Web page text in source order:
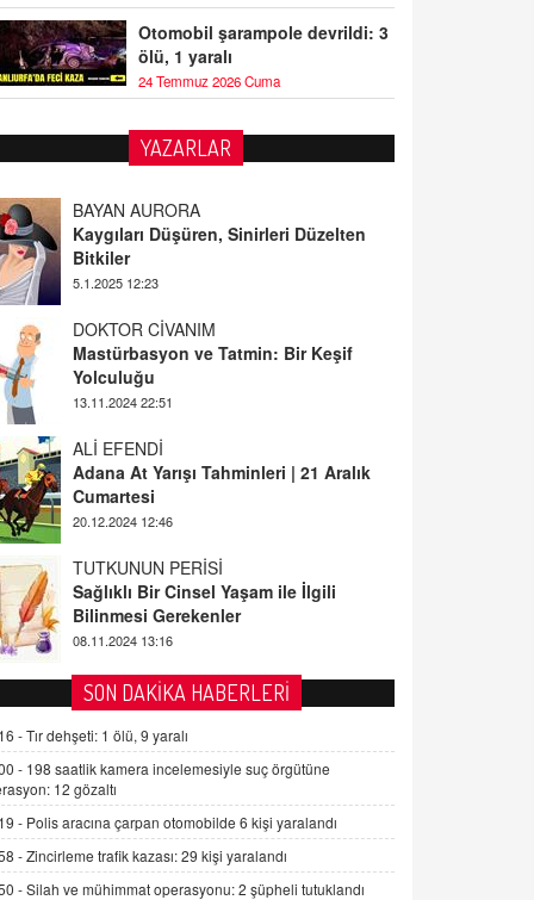
Otomobil şarampole devrildi: 3
ölü, 1 yaralı
24 Temmuz 2026 Cuma
YAZARLAR
BAYAN AURORA
Kaygıları Düşüren, Sinirleri Düzelten
Bitkiler
5.1.2025 12:23
DOKTOR CİVANIM
Mastürbasyon ve Tatmin: Bir Keşif
Yolculuğu
13.11.2024 22:51
ALİ EFENDİ
Adana At Yarışı Tahminleri | 21 Aralık
Cumartesi
20.12.2024 12:46
TUTKUNUN PERİSİ
Sağlıklı Bir Cinsel Yaşam ile İlgili
Bilinmesi Gerekenler
08.11.2024 13:16
FARUK ÖNALAN
Tezkere Onaylanmasaydı…
2 Kasım 2021 Salı 00:11
AV. DOĞAN CAN DOĞAN
Kişisel verilerin korunması ve dijital
hukukun gelişimi
15.09.2025 16:17
SON DAKİKA HABERLERİ
-Tır dehşeti: 1 ölü, 9 yaralı
- 198 saatlik kamera incelemesiyle suç örgütüne
12 gözaltı
- Polis aracına çarpan otomobilde 6 kişi yaralandı
-Zincirleme trafik kazası: 29 kişi yaralandı
-Silah ve mühimmat operasyonu: 2 şüpheli tutuklandı